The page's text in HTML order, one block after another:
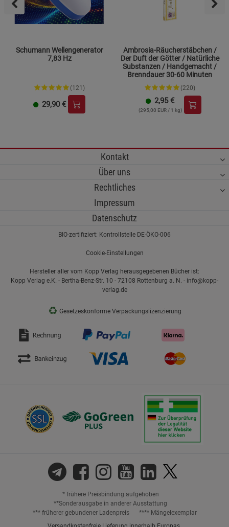
Schumann Wellengenerator
7,83 Hz
(121)
29,90 €
Ambrosia-Räucherstäbchen /
Der Duft der Götter / Natürliche
Substanzen / Handgemacht /
Brenndauer 30-60 Minuten
(220)
2,95 €
(295,00 EUR / 1 kg)
Kontakt
Über uns
Rechtliches
Impressum
Datenschutz
BIO-zertifiziert: Kontrollstelle DE-ÖKO-006
Cookie-Einstellungen
Hersteller aller vom Kopp Verlag herausgegebenen Bücher ist:
Kopp Verlag e.K. - Bertha-Benz-Str. 10 - 72108 Rottenburg a. N. - info@kopp-
verlag.de
♻ Gesetzeskonforme Verpackungslizenzierung
* frühere Preisbindung aufgehoben
**Sonderausgabe in anderer Ausstattung
*** früherer gebundener Ladenpreis
**** Mängelexemplar